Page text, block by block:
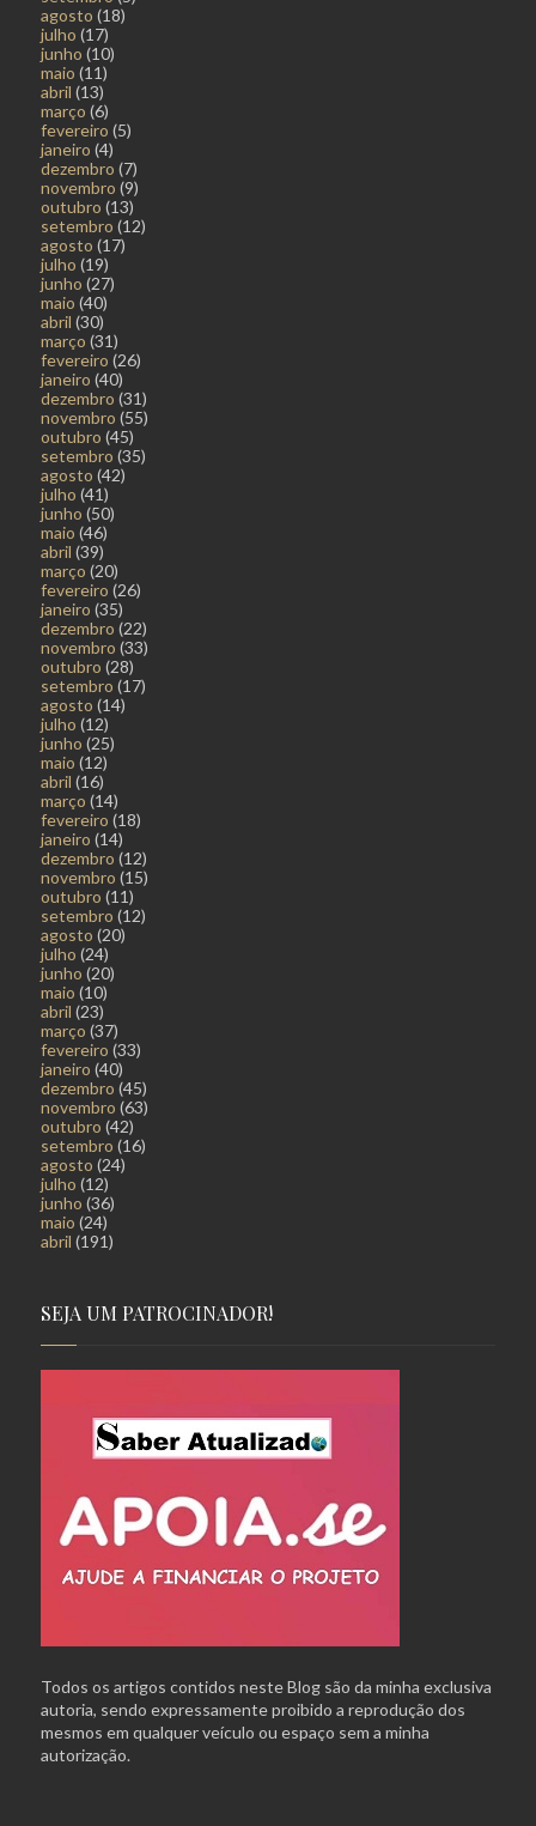
agosto (18)
julho (17)
junho (10)
maio (11)
abril (13)
março (6)
fevereiro (5)
janeiro (4)
dezembro (7)
novembro (9)
outubro (13)
setembro (12)
agosto (17)
julho (19)
junho (27)
maio (40)
abril (30)
março (31)
fevereiro (26)
janeiro (40)
dezembro (31)
novembro (55)
outubro (45)
setembro (35)
agosto (42)
julho (41)
junho (50)
maio (46)
abril (39)
março (20)
fevereiro (26)
janeiro (35)
dezembro (22)
novembro (33)
outubro (28)
setembro (17)
agosto (14)
julho (12)
junho (25)
maio (12)
abril (16)
março (14)
fevereiro (18)
janeiro (14)
dezembro (12)
novembro (15)
outubro (11)
setembro (12)
agosto (20)
julho (24)
junho (20)
maio (10)
abril (23)
março (37)
fevereiro (33)
janeiro (40)
dezembro (45)
novembro (63)
outubro (42)
setembro (16)
agosto (24)
julho (12)
junho (36)
maio (24)
abril (191)
SEJA UM PATROCINADOR!
Todos os artigos contidos neste Blog são da minha exclusiva
autoria, sendo expressamente proibido a reprodução dos
mesmos em qualquer veículo ou espaço sem a minha
autorização.